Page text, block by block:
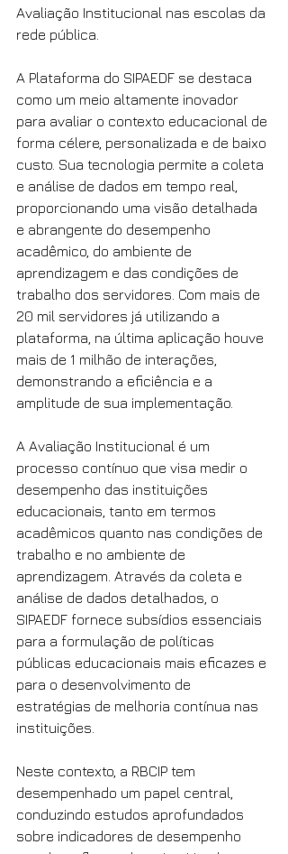
Avaliação Institucional nas escolas da
rede pública.
A Plataforma do SIPAEDF se destaca
como um meio altamente inovador
para avaliar o contexto educacional de
forma célere, personalizada e de baixo
custo. Sua tecnologia permite a coleta
e análise de dados em tempo real,
proporcionando uma visão detalhada
e abrangente do desempenho
acadêmico, do ambiente de
aprendizagem e das condições de
trabalho dos servidores. Com mais de
20 mil servidores já utilizando a
plataforma, na última aplicação houve
mais de 1 milhão de interações,
demonstrando a eficiência e a
amplitude de sua implementação.
A Avaliação Institucional é um
processo contínuo que visa medir o
desempenho das instituições
educacionais, tanto em termos
acadêmicos quanto nas condições de
trabalho e no ambiente de
aprendizagem. Através da coleta e
análise de dados detalhados, o
SIPAEDF fornece subsídios essenciais
para a formulação de políticas
públicas educacionais mais eficazes e
para o desenvolvimento de
estratégias de melhoria contínua nas
instituições.
Neste contexto, a RBCIP tem
desempenhado um papel central,
conduzindo estudos aprofundados
sobre indicadores de desempenho